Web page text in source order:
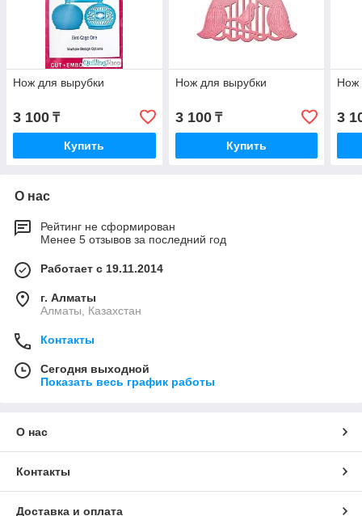
Нож для вырубки
3 100 ₸
Купить
Нож для вырубки
3 100₸
Купить
Нож
3
О нас
Рейтинг не сформирован
Менее 5 отзывов за последний год
Работает с 19.11.2014
г. Алматы
Алматы, Казахстан
Контакты
Сегодня выходной
Показать весь график работы
О нас
Контакты
Доставка и оплата